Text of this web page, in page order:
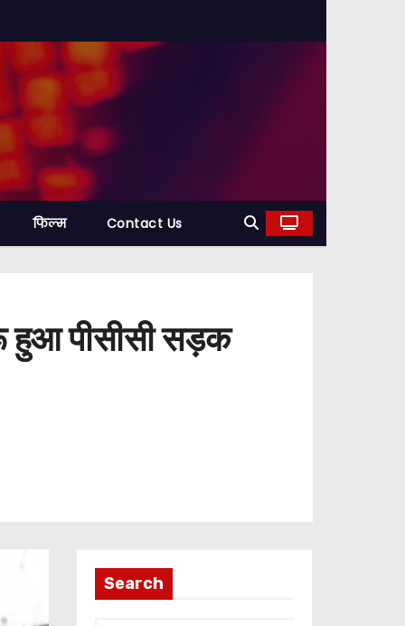
फिल्म Contact Us
हुआ पीसीसी सड़क
Search